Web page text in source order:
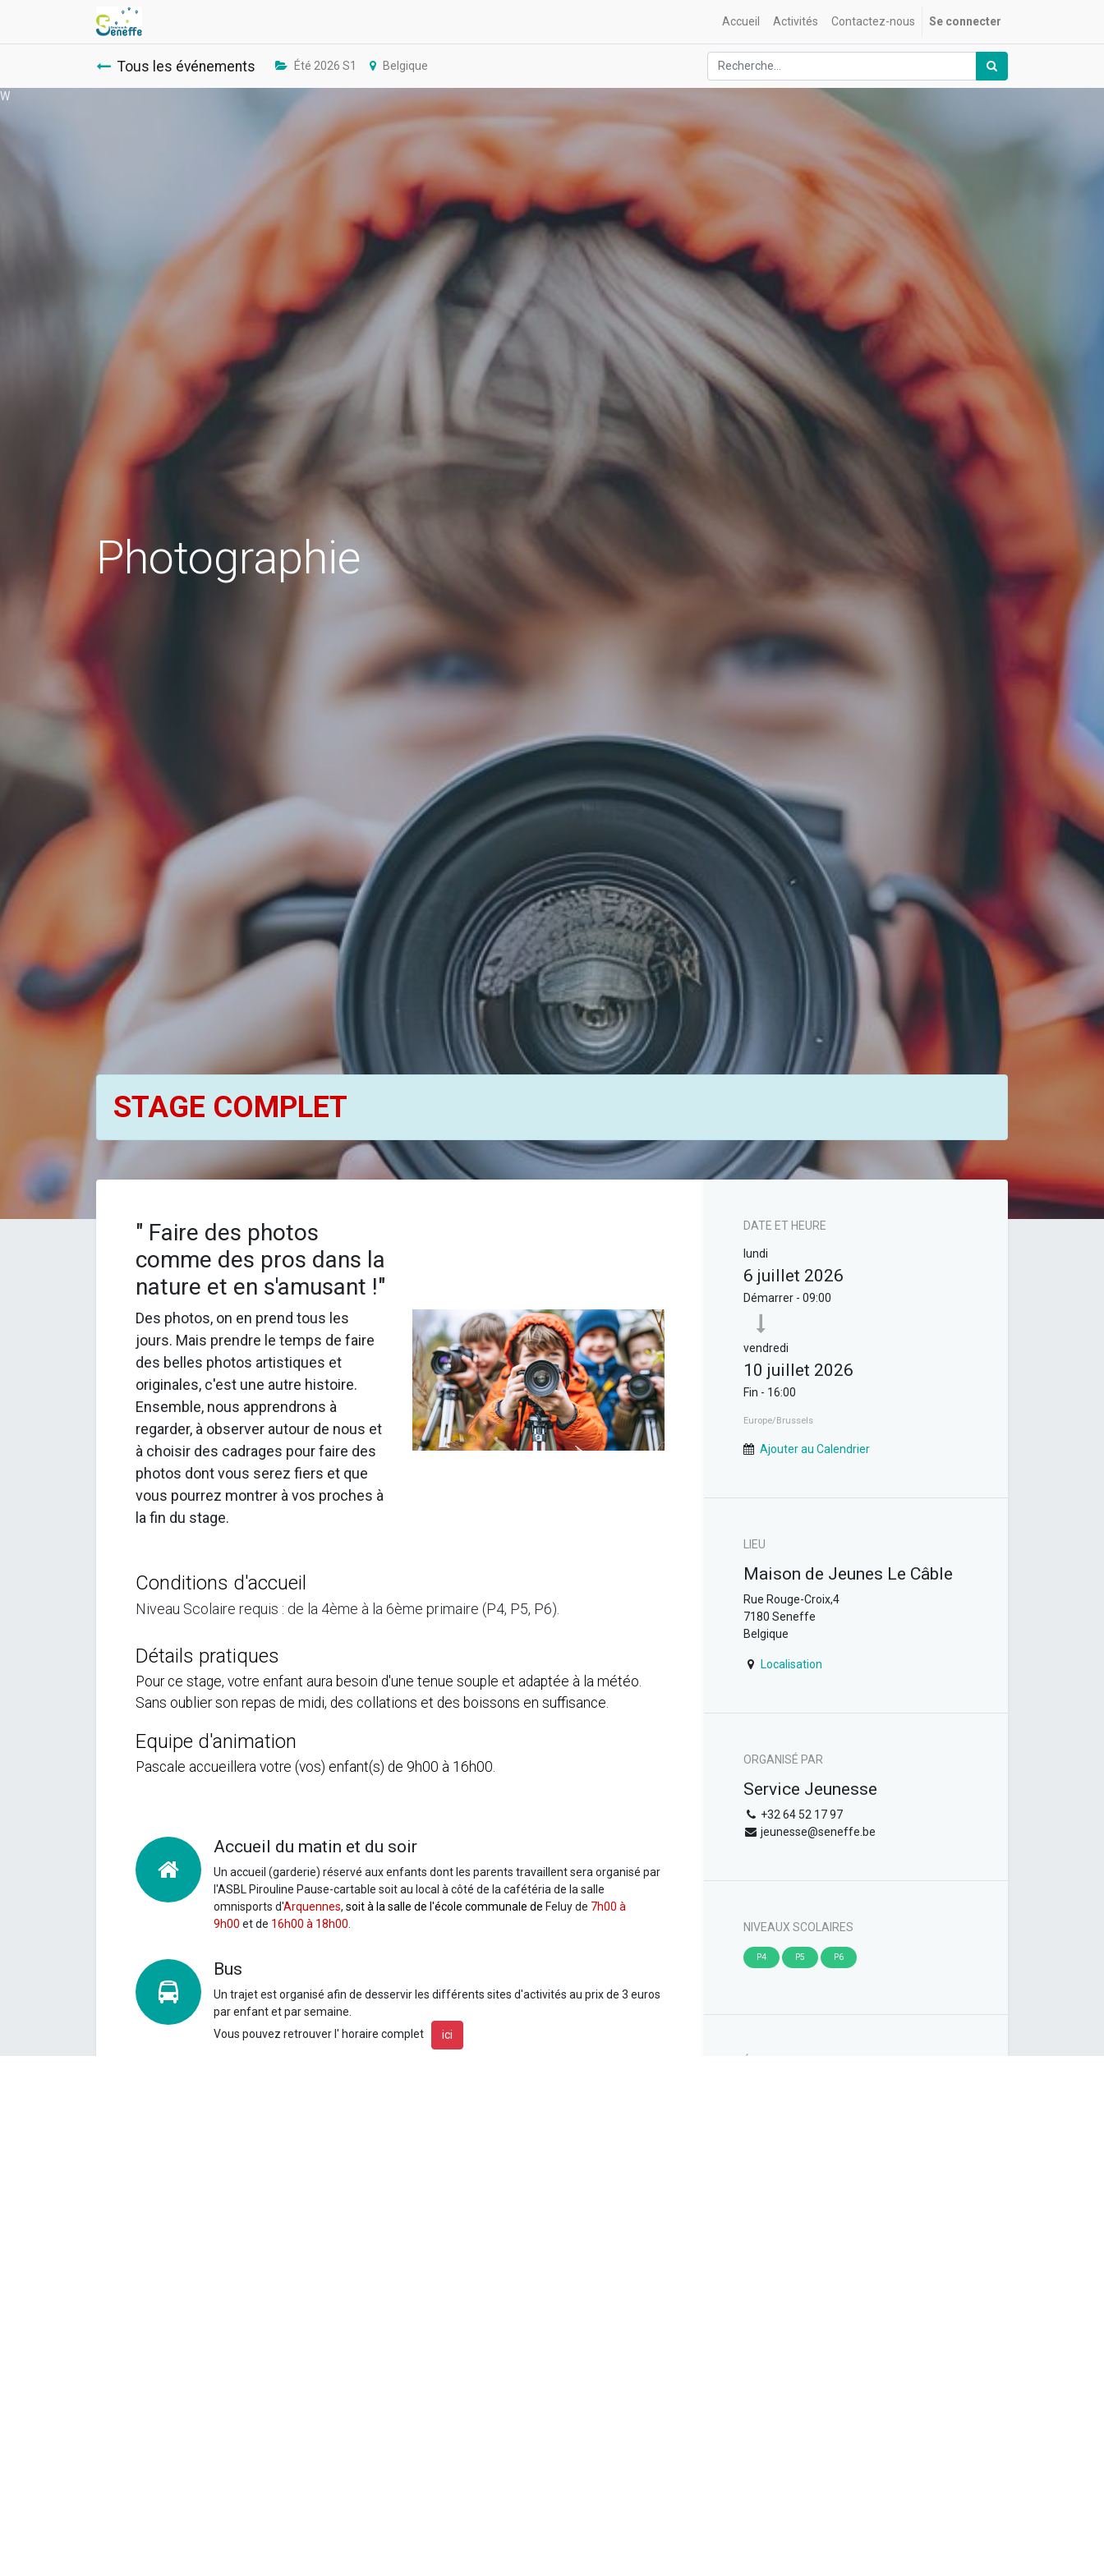
Accueil Activités Contactez-nous Se connecter
Tous les événements Été 2026 S1 Belgique
W
Photographie
STAGE COMPLET
" Faire des photos
comme des pros dans la
nature et en s'amusant !"
Des photos, on en prend tous les
jours. Mais prendre le temps de faire
des belles photos artistiques et
originales, c'est une autre histoire.
Ensemble, nous apprendrons à
regarder, à observer autour de nous et
à choisir des cadrages pour faire des
photos dont vous serez fiers et que
vous pourrez montrer à vos proches à
la fin du stage.
Conditions d'accueil
Niveau Scolaire requis : de la 4ème à la 6ème primaire (P4, P5, P6).
Détails pratiques
Pour ce stage, votre enfant aura besoin d'une tenue souple et adaptée à la météo.
Sans oublier son repas de midi, des collations et des boissons en suffisance.
Equipe d'animation
Pascale accueillera votre (vos) enfant(s) de 9h00 à 16h00.
Accueil du matin et du soir
Un accueil (garderie) réservé aux enfants dont les parents travaillent sera organisé par
l'ASBL Pirouline Pause-cartable soit au local à côté de la cafétéria de la salle
omnisports d'Arquennes, soit à la salle de l'école communale de Feluyde 7h00 à
9h00 et de 16h00 à 18h00.
Bus
Un trajet est organisé afin de desservir les différents sites d'activités au prix de 3 euros
par enfant et par semaine.
Vous pouvez retrouver l' horaire complet
ici
DATE ET HEURE
lundi
6 juillet 2026
Démarrer - 09:00
vendredi
10 juillet 2026
Fin - 16:00
Europe/Brussels
Ajouter au Calendrier
LIEU
Maison de Jeunes Le Câble
Rue Rouge-Croix,4
7180 Seneffe
Belgique
Localisation
ORGANISÉ PAR
Service Jeunesse
+32 64 52 17 97
jeunesse@seneffe.be
NIVEAUX SCOLAIRES
P4 P5 P6